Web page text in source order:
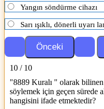
Yangın söndürme cihazı
Sarı ışıklı, dönerli uyarı
10 / 10
"8889 Kuralı " olarak bilinen
söylemek için geçen sürede
hangisini ifade etmektedir?